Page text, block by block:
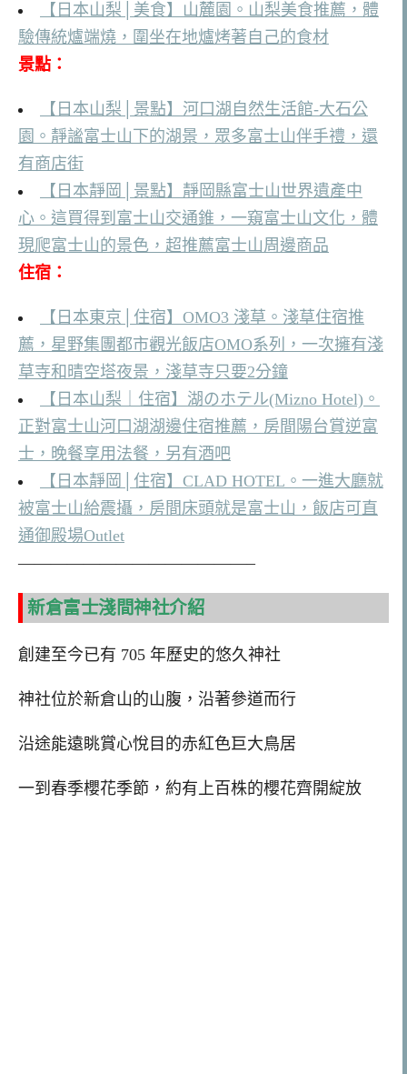
【日本山梨│美食】山麓園。山梨美食推薦，體
驗傳統爐端燒，圍坐在地爐烤著自己的食材
景點：
【日本山梨│景點】河口湖自然生活館-大石公
園。靜謐富士山下的湖景，眾多富士山伴手禮，還
有商店街
【日本靜岡│景點】靜岡縣富士山世界遺產中
心。這買得到富士山交通錐，一窺富士山文化，體
現爬富士山的景色，超推薦富士山周邊商品
住宿：
【日本東京│住宿】OMO3 淺草。淺草住宿推
薦，星野集團都市觀光飯店OMO系列，一次擁有淺
草寺和晴空塔夜景，淺草寺只要2分鐘
【日本山梨｜住宿】湖のホテル(Mizno Hotel)。
正對富士山河口湖湖邊住宿推薦，房間陽台賞逆富
士，晚餐享用法餐，另有酒吧
【日本靜岡│住宿】CLAD HOTEL。一進大廳就
被富士山給震攝，房間床頭就是富士山，飯店可直
通御殿場Outlet
——————————————–
新倉富士淺間神社介紹
創建至今已有 705 年歷史的悠久神社
神社位於新倉山的山腹，沿著參道而行
沿途能遠眺賞心悅目的赤紅色巨大鳥居
一到春季櫻花季節，約有上百株的櫻花齊開綻放